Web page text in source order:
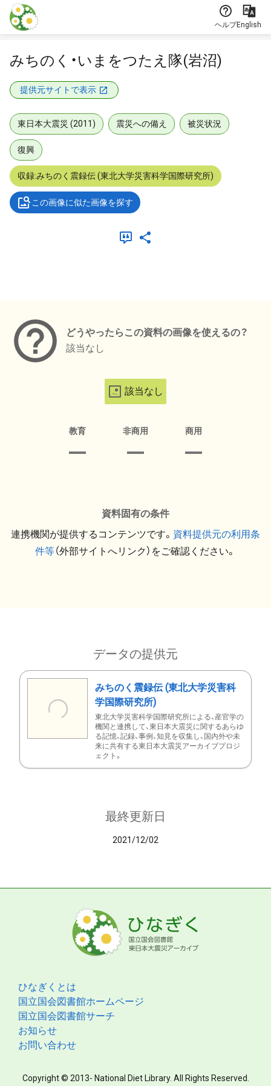
本文に飛ぶ
ヘルプEnglish
みちのく・いまをつたえ隊(岩沼)
提供元サイトで表示
東日本大震災 (2011) 震災への備え 被災状況
復興
収録:みちのく震録伝 (東北大学災害科学国際研究所)
この画像に似た画像を探す
どうやったらこの資料の画像を使えるの？
該当なし
該当なし
教育 非商用 商用
資料固有の条件
連携機関が提供するコンテンツです。 資料提供元の利用条
件等（外部サイトへリンク）をご確認ください。
データの提供元
みちのく震録伝 (東北大学災害科
学国際研究所)
東北大学災害科学国際研究所による、産官学の
機関と連携して、東日本大震災に関するあらゆ
る記憶、記録、事例、知見を収集し、国内外や未
来に共有する東日本大震災アーカイブプロジ
ェクト。
最終更新日
2021/12/02
ひなぎくとは
国立国会図書館ホームページ
国立国会図書館サーチ
お知らせ
お問い合わせ
Copyright © 2013- National Diet Library. All Rights Reserved.